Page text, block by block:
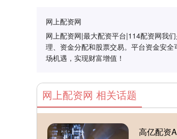
网上配资网
网上配资网|最大配资平台|114配资网我
理、资金分配和股票交易。平台资金安
场机遇，实现财富增值！
网上配资网 相关话题
高亿配资